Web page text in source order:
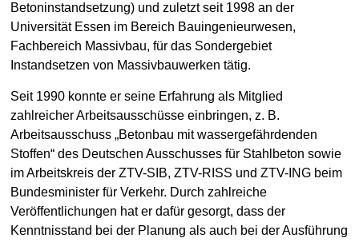
Betoninstandsetzung) und zuletzt seit 1998 an der
Universität Essen im Bereich Bauingenieurwesen,
Fachbereich Massivbau, für das Sondergebiet
Instandsetzen von Massivbauwerken tätig.
Seit 1990 konnte er seine Erfahrung als Mitglied
zahlreicher Arbeitsausschüsse einbringen, z. B.
Arbeitsausschuss „Betonbau mit wassergefährdenden
Stoffen“ des Deutschen Ausschusses für Stahlbeton sowie
im Arbeitskreis der ZTV-SIB, ZTV-RISS und ZTV-ING beim
Bundesminister für Verkehr. Durch zahlreiche
Veröffentlichungen hat er dafür gesorgt, dass der
Kenntnisstand bei der Planung als auch bei der Ausführung